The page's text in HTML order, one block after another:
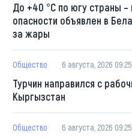
До +40 °С по югу страны –
опасности объявлен в
за жары
Общество 6 августа, 2026 09:25
Турчин направился с
Кыргызстан
Общество 6 августа, 2026 09:25